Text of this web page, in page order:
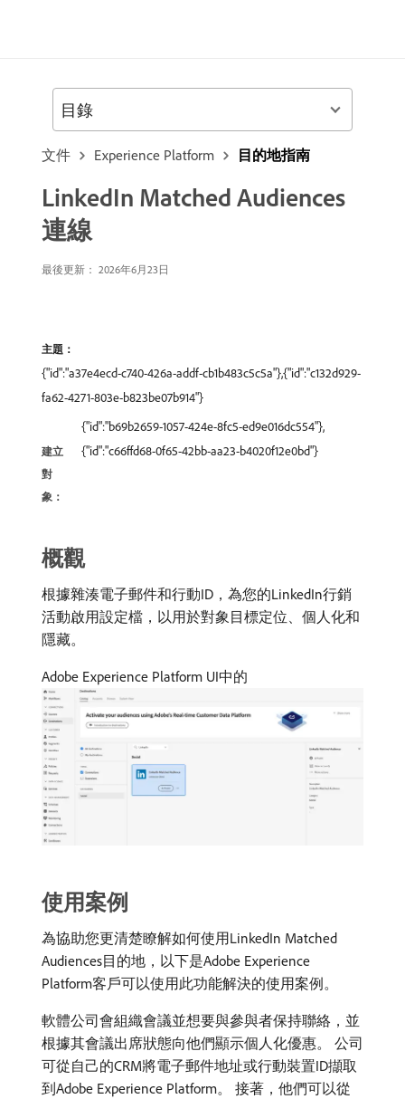
文件 Experience Platform 目的地指南
LinkedIn Matched Audiences
連線
最後更新： 2026年6月23日
主題：
{"id":"a37e4ecd-c740-426a-addf-cb1b483c5c5a"},{"id":"c132d929-
fa62-4271-803e-b823be07b914"}
建立
對
象：
{"id":"b69b2659-1057-424e-8fc5-ed9e016dc554"},
{"id":"c66ffd68-0f65-42bb-aa23-b4020f12e0bd"}
概觀
根據雜湊電子郵件和行動ID，為您的LinkedIn行銷
活動啟用設定檔，以用於對象目標定位、個人化和
隱藏。
Adobe Experience Platform UI中的
使用案例
為協助您更清楚瞭解如何使用LinkedIn Matched
Audiences目的地，以下是Adobe Experience
Platform客戶可以使用此功能解決的使用案例。
軟體公司會組織會議並想要與參與者保持聯絡，並
根據其會議出席狀態向他們顯示個人化優惠。 公司
可從自己的CRM將電子郵件地址或行動裝置ID擷取
到Adobe Experience Platform。 接著，他們可以從
目錄